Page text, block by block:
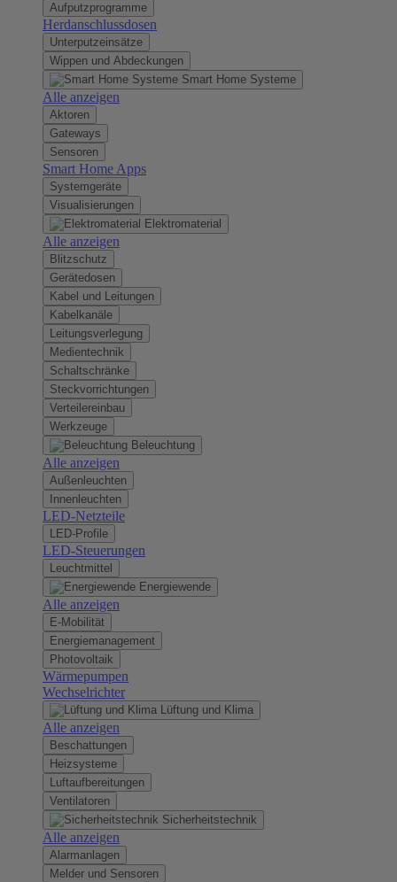
Aufputzprogramme
Herdanschlussdosen
Unterputzeinsätze
Wippen und Abdeckungen
Smart Home Systeme
Alle anzeigen
Aktoren
Gateways
Sensoren
Smart Home Apps
Systemgeräte
Visualisierungen
Elektromaterial
Alle anzeigen
Blitzschutz
Gerätedosen
Kabel und Leitungen
Kabelkanäle
Leitungsverlegung
Medientechnik
Schaltschränke
Steckvorrichtungen
Verteilereinbau
Werkzeuge
Beleuchtung
Alle anzeigen
Außenleuchten
Innenleuchten
LED-Netzteile
LED-Profile
LED-Steuerungen
Leuchtmittel
Energiewende
Alle anzeigen
E-Mobilität
Energiemanagement
Photovoltaik
Wärmepumpen
Wechselrichter
Lüftung und Klima
Alle anzeigen
Beschattungen
Heizsysteme
Luftaufbereitungen
Ventilatoren
Sicherheitstechnik
Alle anzeigen
Alarmanlagen
Melder und Sensoren